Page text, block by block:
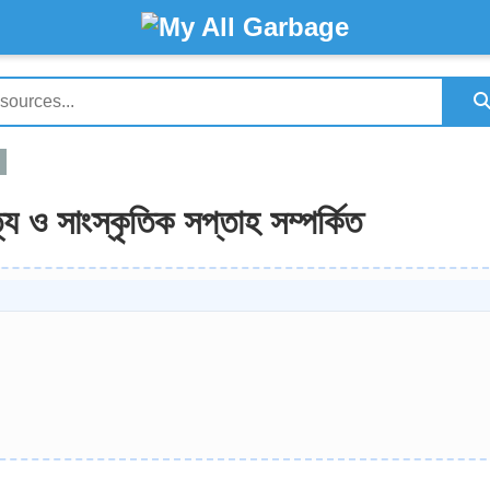
ও সাংস্কৃতিক সপ্তাহ সম্পর্কিত